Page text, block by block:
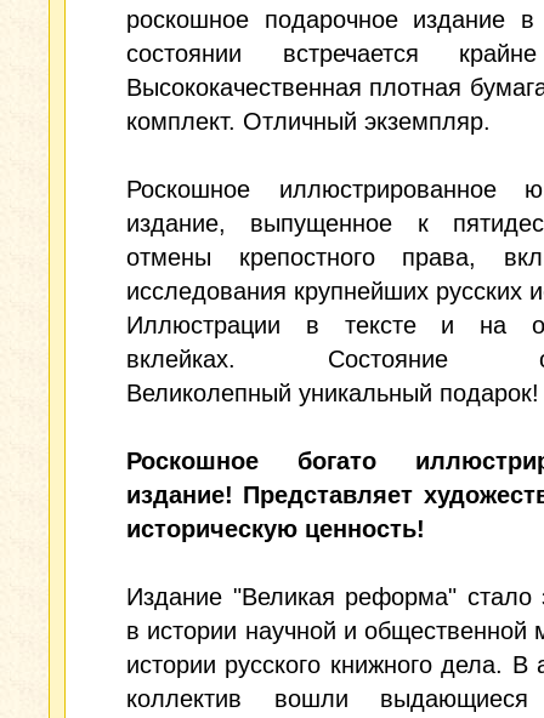
роскошное подарочное издание
состоянии встречается
Высококачественная плотная
комплект. Отличный экземпляр.
Роскошное иллюстрированное
издание, выпущенное к
отмены крепостного права,
исследования крупнейших русских
Иллюстрации в тексте и на
вклейках. Состояние
Великолепный уникальный подарок!
Роскошное богато
издание! Представляет
историческую ценность!
Издание "Великая реформа" стало
в истории научной и общественной
истории русского книжного дела. В
коллектив вошли выдающиеся